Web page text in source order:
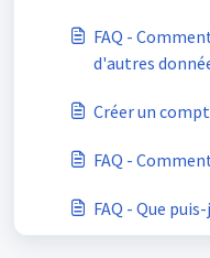
FAQ -
d'autres
Créer un
FAQ -
FAQ - Que